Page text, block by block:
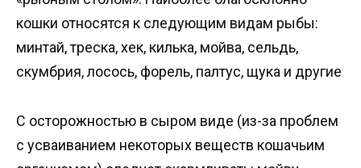
кошки относятся к следующим видам рыбы:
минтай, треска, хек, килька, мойва, сельдь,
скумбрия, лосось, форель, палтус, щука и другие
С осторожностью в сыром виде (из-за проблем
с усваиванием некоторых веществ кошачьим